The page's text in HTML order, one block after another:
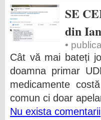
SE
din
•
Cât vă mai bateți
doamna primar
medicamente
comun ci doar
Nu exista comentarii